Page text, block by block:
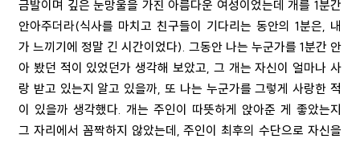
금발이며 깊은 눈망울을 가진 아름다운 여성이었는데 개를 1분간
안아주더라(식사를 마치고 친구들이 기다리는 동안의 1분은, 내
가 느끼기에 정말 긴 시간이었다). 그동안 나는 누군가를 1분간 안
아 봤던 적이 있었던가 생각해 보았고, 그 개는 자신이 얼마나 사
랑 받고 있는지 알고 있을까, 또 나는 누군가를 그렇게 사랑한 적
이 있을까 생각했다. 개는 주인이 따뜻하게 앉아준 게 좋았는지
그 자리에서 꼼짝하지 않았는데, 주인이 최후의 수단으로 자신을